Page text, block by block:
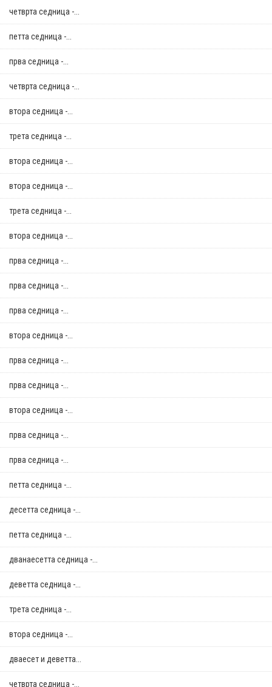
четврта седница -...
петта седница -...
прва седница -...
четврта седница -...
втора седница -...
трета седница -...
втора седница -...
втора седница -...
трета седница -...
втора седница -...
прва седница -...
прва седница -...
прва седница -...
втора седница -...
прва седница -...
прва седница -...
втора седница -...
прва седница -...
прва седница -...
петта седница -...
десетта седница -...
петта седница -...
дванаесетта седница -...
деветта седница -...
трета седница -...
втора седница -...
дваесет и деветта...
четврта седница -...